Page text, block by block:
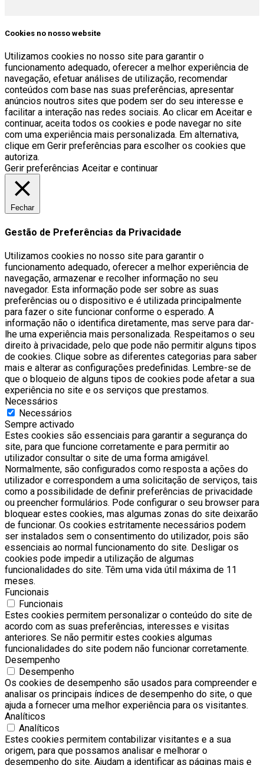
Cookies no nosso website
Utilizamos cookies no nosso site para garantir o
funcionamento adequado, oferecer a melhor experiência de
navegação, efetuar análises de utilização, recomendar
conteúdos com base nas suas preferências, apresentar
anúncios noutros sites que podem ser do seu interesse e
facilitar a interação nas redes sociais. Ao clicar em Aceitar e
continuar, aceita todos os cookies e pode navegar no site
com uma experiência mais personalizada. Em alternativa,
clique em Gerir preferências para escolher os cookies que
autoriza.
Gerir preferências Aceitar e continuar
Fechar
Gestão de Preferências da Privacidade
Utilizamos cookies no nosso site para garantir o
funcionamento adequado, oferecer a melhor experiência de
navegação, armazenar e recolher informação no seu
navegador. Esta informação pode ser sobre as suas
preferências ou o dispositivo e é utilizada principalmente
para fazer o site funcionar conforme o esperado. A
informação não o identifica diretamente, mas serve para dar-
lhe uma experiência mais personalizada. Respeitamos o seu
direito à privacidade, pelo que pode não permitir alguns tipos
de cookies. Clique sobre as diferentes categorias para saber
mais e alterar as configurações predefinidas. Lembre-se de
que o bloqueio de alguns tipos de cookies pode afetar a sua
experiência no site e os serviços que prestamos.
Necessários
Necessários
Sempre activado
Estes cookies são essenciais para garantir a segurança do
site, para que funcione corretamente e para permitir ao
utilizador consultar o site de uma forma amigável.
Normalmente, são configurados como resposta a ações do
utilizador e correspondem a uma solicitação de serviços, tais
como a possibilidade de definir preferências de privacidade
ou preencher formulários. Pode configurar o seu browser para
bloquear estes cookies, mas algumas zonas do site deixarão
de funcionar. Os cookies estritamente necessários podem
ser instalados sem o consentimento do utilizador, pois são
essenciais ao normal funcionamento do site. Desligar os
cookies pode impedir a utilização de algumas
funcionalidades do site. Têm uma vida útil máxima de 11
meses.
Funcionais
Funcionais
Estes cookies permitem personalizar o conteúdo do site de
acordo com as suas preferências, interesses e visitas
anteriores. Se não permitir estes cookies algumas
funcionalidades do site podem não funcionar corretamente.
Desempenho
Desempenho
Os cookies de desempenho são usados ​​para compreender e
analisar os principais índices de desempenho do site, o que
ajuda a fornecer uma melhor experiência para os visitantes.
Analíticos
Analíticos
Estes cookies permitem contabilizar visitantes e a sua
origem, para que possamos analisar e melhorar o
desempenho do site. Ajudam a identificar as páginas mais e